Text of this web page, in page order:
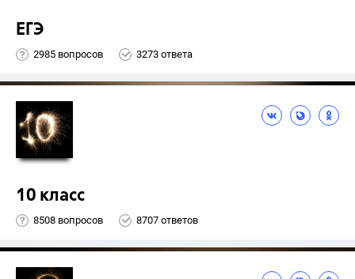
ЕГЭ
2985 вопросов 3273 ответа
10 класс
8508 вопросов 8707 ответов